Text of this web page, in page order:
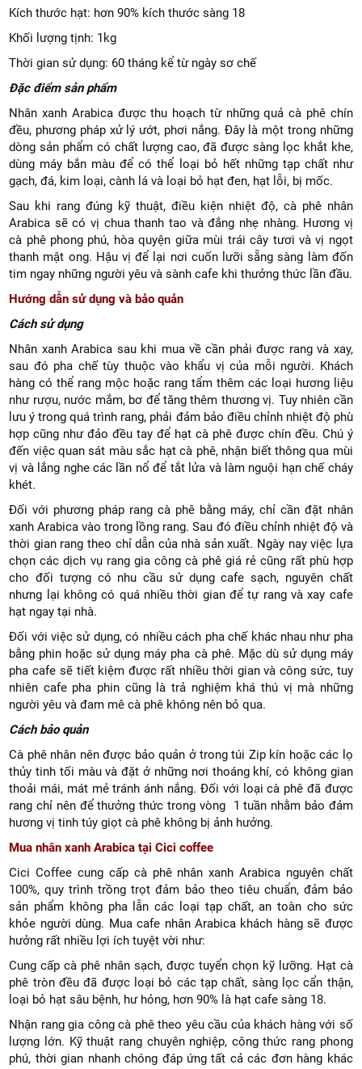
Kích thước hạt: hơn 90% kích thước sàng 18
Khối lượng tịnh: 1kg
Thời gian sử dụng: 60 tháng kể từ ngày sơ chế
Đặc điểm sản phẩm
Nhân xanh Arabica được thu hoạch từ những quả cà phê chín
đều, phương pháp xử lý ướt, phơi nắng. Đây là một trong những
dòng sản phẩm có chất lượng cao, đã được sàng lọc khắt khe,
dùng máy bắn màu để có thể loại bỏ hết những tạp chất như
gạch, đá, kim loại, cành lá và loại bỏ hạt đen, hạt lỗi, bị mốc.
Sau khi rang đúng kỹ thuật, điều kiện nhiệt độ, cà phê nhân
Arabica sẽ có vị chua thanh tao và đắng nhẹ nhàng. Hương vị
cà phê phong phú, hòa quyện giữa mùi trái cây tươi và vị ngọt
thanh mật ong. Hậu vị để lại nơi cuốn lưỡi sẵng sàng làm đốn
tim ngay những người yêu và sành cafe khi thưởng thức lần đầu.
Hướng dẫn sử dụng và bảo quản
Cách sử dụng
Nhân xanh Arabica sau khi mua về cần phải được rang và xay,
sau đó pha chế tùy thuộc vào khẩu vị của mỗi người. Khách
hàng có thể rang mộc hoặc rang tẩm thêm các loại hương liệu
như rượu, nước mắm, bơ để tăng thêm thương vị. Tuy nhiên cần
lưu ý trong quá trình rang, phải đảm bảo điều chỉnh nhiệt độ phù
hợp cũng như đảo đều tay để hạt cà phê được chín đều. Chú ý
đến việc quan sát màu sắc hạt cà phê, nhận biết thông qua mùi
vị và lắng nghe các lần nổ để tắt lửa và làm nguội hạn chế cháy
khét.
Đối với phương pháp rang cà phê bằng máy, chỉ cần đặt nhân
xanh Arabica vào trong lồng rang. Sau đó điều chỉnh nhiệt độ và
thời gian rang theo chỉ dẫn của nhà sản xuất. Ngày nay việc lựa
chọn các dịch vụ rang gia công cà phê giá rẻ cũng rất phù hợp
cho đối tượng có nhu cầu sử dụng cafe sạch, nguyên chất
nhưng lại không có quá nhiều thời gian để tự rang và xay cafe
hạt ngay tại nhà.
Đối với việc sử dụng, có nhiều cách pha chế khác nhau như pha
bằng phin hoặc sử dụng máy pha cà phê. Mặc dù sử dụng máy
pha cafe sẽ tiết kiệm được rất nhiều thời gian và công sức, tuy
nhiên cafe pha phin cũng là trả nghiệm khá thú vị mà những
người yêu và đam mê cà phê không nên bỏ qua.
Cách bảo quản
Cà phê nhân nên được bảo quản ở trong túi Zip kín hoặc các lọ
thủy tinh tối màu và đặt ở những nơi thoáng khí, có không gian
thoải mái, mát mẻ tránh ánh nắng. Đối với loại cà phê đã được
rang chỉ nên để thưởng thức trong vòng 1 tuần nhằm bảo đảm
hương vị tinh túy giọt cà phê không bị ảnh hưởng.
Mua nhân xanh Arabica tại Cici coffee
Cici Coffee cung cấp cà phê nhân xanh Arabica nguyên chất
100%, quy trình trồng trọt đảm bảo theo tiêu chuẩn, đảm bảo
sản phẩm không pha lẫn các loại tạp chất, an toàn cho sức
khỏe người dùng. Mua cafe nhân Arabica khách hàng sẽ được
hưởng rất nhiều lợi ích tuyệt vời như:
Cung cấp cà phê nhân sạch, được tuyển chọn kỹ lưỡng. Hạt cà
phê tròn đều đã được loại bỏ các tạp chất, sàng lọc cẩn thận,
loại bỏ hạt sâu bệnh, hư hỏng, hơn 90% là hạt cafe sàng 18.
Nhận rang gia công cà phê theo yêu cầu của khách hàng với số
lượng lớn. Kỹ thuật rang chuyên nghiệp, công thức rang phong
phú, thời gian nhanh chóng đáp ứng tất cả các đơn hàng khác